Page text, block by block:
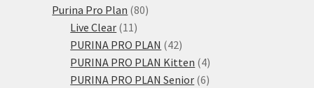
Purina Pro Plan 8080
Live Clear 11 11
produktů
PURINA PRO PLAN 4242
produktů
PURINA PRO PLAN Kitten 44
produkty
PURINA PRO PLAN Senior 66